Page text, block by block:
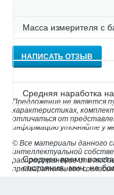
Масса измерителя с
Средняя наработка
Среднее время
состояния, мин, не
НАПИСАТЬ ОТЗЫВ
Предложение не является
характеристиках,
отличаться от
информацию уточняйте у
© Все материалы данного
интеллектуальной
распространение или
предварительного